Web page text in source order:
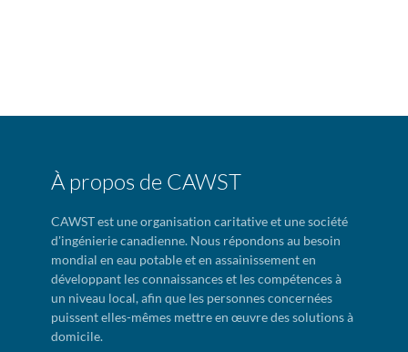
À propos de CAWST
CAWST est une organisation caritative et une société
d'ingénierie canadienne. Nous répondons au besoin
mondial en eau potable et en assainissement en
développant les connaissances et les compétences à
un niveau local, afin que les personnes concernées
puissent elles-mêmes mettre en œuvre des solutions à
domicile.